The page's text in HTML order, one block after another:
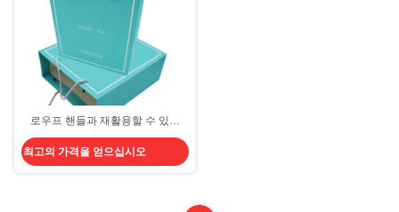
로우프 핸들과 재활용할 수 있는
CDR 맞춘 인쇄물 쇼핑 가방 CMYK
PMS
최고의 가격을 얻으십시오